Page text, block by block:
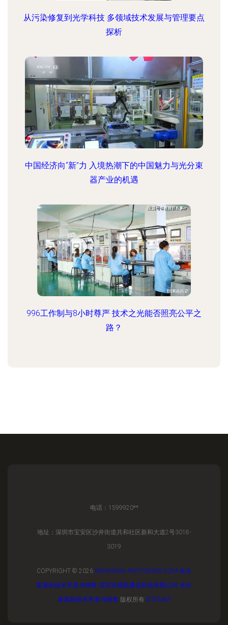
从污染修复到光学科技 多领域技术发展与管理要点
探析
中国经济向“新”力 入境热潮下的中国魅力与光分束
器产业的机遇
996工作制与8小时尊严 技术之光能否照亮公平之
路？
电话：1599920**
地址：深圳市宝安区沙井街道共和社区新和大道2号3018-
3019
COPYRIGHT © 2026 WWW.RUIK-PHOTONICS.COM 光分
束器的技术开发与销售 深圳市瑞凯通信科技有限公司 光分
束器的技术开发与销售 版权所有 SITEMAP